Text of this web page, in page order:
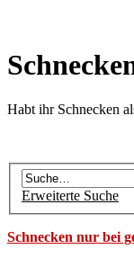
Habt ihr Schnecken
Erweiterte Suche
Schnecken nur bei